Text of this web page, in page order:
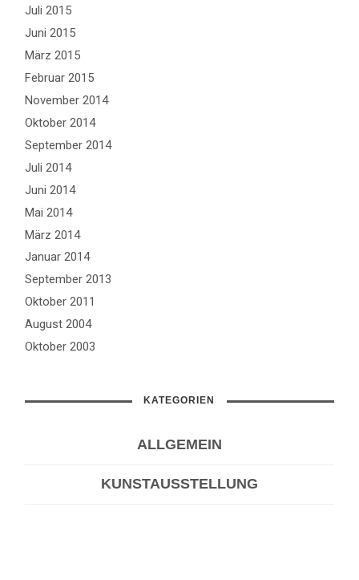
Juli 2015
Juni 2015
März 2015
Februar 2015
November 2014
Oktober 2014
September 2014
Juli 2014
Juni 2014
Mai 2014
März 2014
Januar 2014
September 2013
Oktober 2011
August 2004
Oktober 2003
KATEGORIEN
ALLGEMEIN
KUNSTAUSSTELLUNG